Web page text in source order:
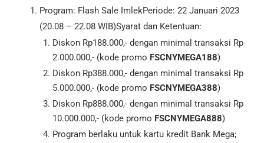
Program: Flash Sale ImlekPeriode: 22 Januari 2023
(20.08 – 22.08 WIB)Syarat dan Ketentuan:
Diskon Rp188.000,- dengan minimal transaksi Rp
2.000.000,- (kode promo FSCNYMEGA188)
Diskon Rp388.000,- dengan minimal transaksi Rp
5.000.000,- (kode promo FSCNYMEGA388)
Diskon Rp888.000,- dengan minimal transaksi Rp
10.000.000,- (kode promo FSCNYMEGA888)
Program berlaku untuk kartu kredit Bank Mega;